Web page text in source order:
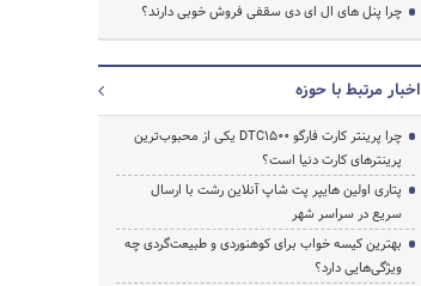
چرا پنل های ال ای دی سقفی فروش خوبی دارند؟
اخبار مرتبط با حوزه
چرا پرینتر کارت فارگو DTC1500 یکی از محبوب‌ترین
پرینترهای کارت دنیا است؟
پتاری اولین هایپر پت شاپ آنلاین رشت با ارسال
سریع در سراسر شهر
بهترین کیسه خواب برای کوهنوردی و طبیعت‌گردی چه
ویژگی‌هایی دارد؟